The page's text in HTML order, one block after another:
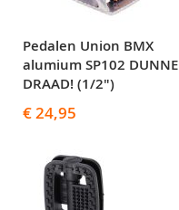
Pedalen Union BMX
alumium SP102 DUNNE
DRAAD! (1/2")
€ 24,95